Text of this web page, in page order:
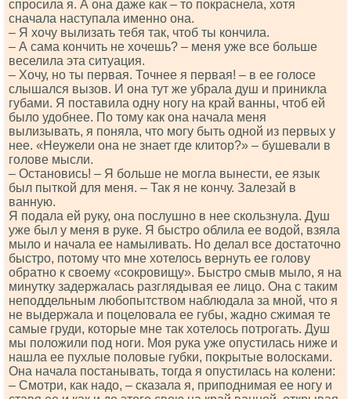
спросила я. А она даже как – то покраснела, хотя
сначала наступала именно она.
– Я хочу вылизать тебя так, чтоб ты кончила.
– А сама кончить не хочешь? – меня уже все больше
веселила эта ситуация.
– Хочу, но ты первая. Точнее я первая! – в ее голосе
слышался вызов. И она тут же убрала душ и приникла
губами. Я поставила одну ногу на край ванны, чтоб ей
было удобнее. По тому как она начала меня
вылизывать, я поняла, что могу быть одной из первых у
нее. «Неужели она не знает где клитор?» – бушевали в
голове мысли.
– Остановись! – Я больше не могла вынести, ее язык
был пыткой для меня. – Так я не кончу. Залезай в
ванную.
Я подала ей руку, она послушно в нее скользнула. Душ
уже был у меня в руке. Я быстро облила ее водой, взяла
мыло и начала ее намыливать. Но делал все достаточно
быстро, потому что мне хотелось вернуть ее голову
обратно к своему «сокровищу». Быстро смыв мыло, я на
минутку задержалась разглядывая ее лицо. Она с таким
неподдельным любопытством наблюдала за мной, что я
не выдержала и поцеловала ее губы, жадно сжимая те
самые груди, которые мне так хотелось потрогать. Душ
мы положили под ноги. Моя рука уже опустилась ниже и
нашла ее пухлые половые губки, покрытые волосками.
Она начала постанывать, тогда я опустилась на колени:
– Смотри, как надо, – сказала я, приподнимая ее ногу и